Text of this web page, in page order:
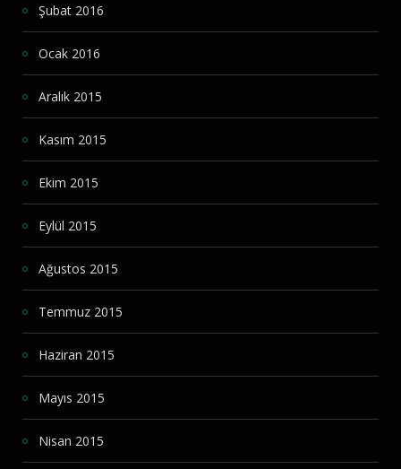
Şubat 2016
Ocak 2016
Aralık 2015
Kasım 2015
Ekim 2015
Eylül 2015
Ağustos 2015
Temmuz 2015
Haziran 2015
Mayıs 2015
Nisan 2015